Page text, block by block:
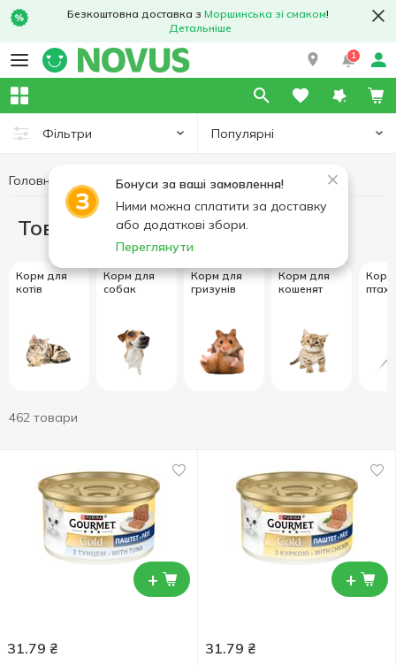
Безкоштовна доставка з Моршинська зі смаком!
Детальніше
1
Фільтри Популярні
Бонуси за ваші замовлення!
Ними можна сплатити за доставку
або додаткові збори.
Переглянути
Головна Товари для тварин
Товари для тварин
Корм для
котів
Корм для
собак
Корм для
гризунів
Корм для
кошенят
Корм
462 товари
+
31.79 ₴
+
31.79 ₴